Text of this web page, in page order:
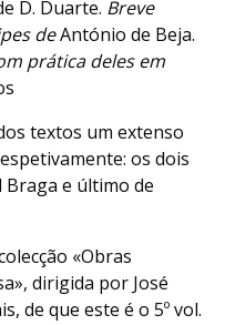
D. Duarte. Breve
deAntónio de Beja.
prática deles em
textos um extenso
os dois
e último de
«Obras
dirigida por José
de que este é o 5º vol.